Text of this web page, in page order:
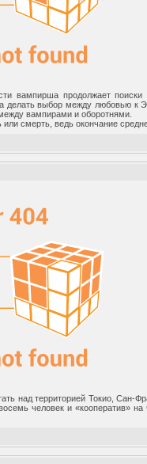
вампирша продолжает
делать выбор между любовью к
вампирами и оборотнями.
смерть, ведь окончание
над территорией Токио, Сан-
человек и «кооператив»